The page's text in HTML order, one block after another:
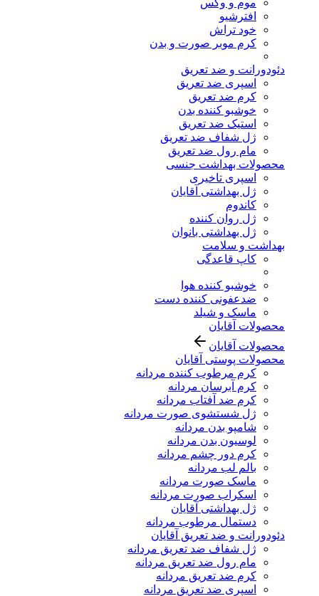
موم و وکس
افترشیو
خود تراش
کرم موبر صورت و بدن
دئودورانت و ضد تعریق
اسپری ضد تعریق
کرم ضد تعریق
خوشبو کننده بدن
استیک ضد تعریق
ژل شفاف ضد تعریق
مام رول ضد تعریق
محصولات بهداشت جنسی
اسپری تاخیری
ژل بهداشتی آقایان
کاندوم
ژل روان کننده
ژل بهداشتی بانوان
بهداشت و سلامت
کاپ قاعدگی
خوشبو کننده هوا
ضدعفونی کننده دست
ماسک و شیلد
محصولات آقایان
محصولات آقایان
محصولات پوستی آقایان
کرم مرطوب کننده مردانه
کرم آبرسان مردانه
کرم ضد آفتاب مردانه
ژل شستشوی صورت مردانه
شامپو بدن مردانه
لوسیون بدن مردانه
کرم دور چشم مردانه
بالم لب مردانه
ماسک صورت مردانه
اسکراب صورت مردانه
ژل بهداشتی آقایان
دستمال مرطوب مردانه
دئودورانت و ضد تعریق آقایان
ژل شفاف ضد تعریق مردانه
مام رول ضد تعریق مردانه
کرم ضد تعریق مردانه
اسپری ضد تعریق مردانه